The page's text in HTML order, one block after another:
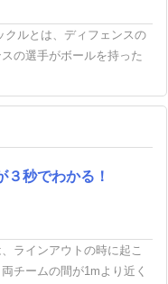
クルとは、ディフェンスの
の選手がボールを持った
３秒でわかる！
ラインアウトの時に起こ
チームの間が1mより近く